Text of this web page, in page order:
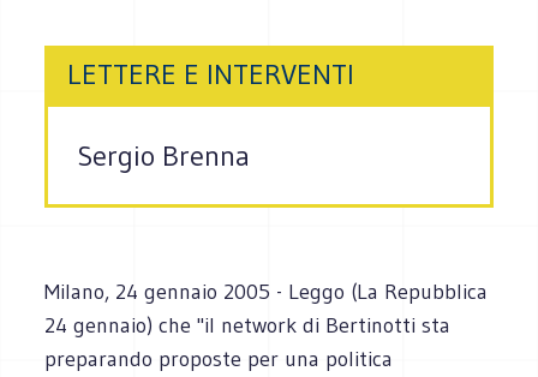
LETTERE E INTERVENTI
Sergio Brenna
Milano, 24 gennaio 2005 - Leggo (La Repubblica
24 gennaio) che "il network di Bertinotti sta
preparando proposte per una politica